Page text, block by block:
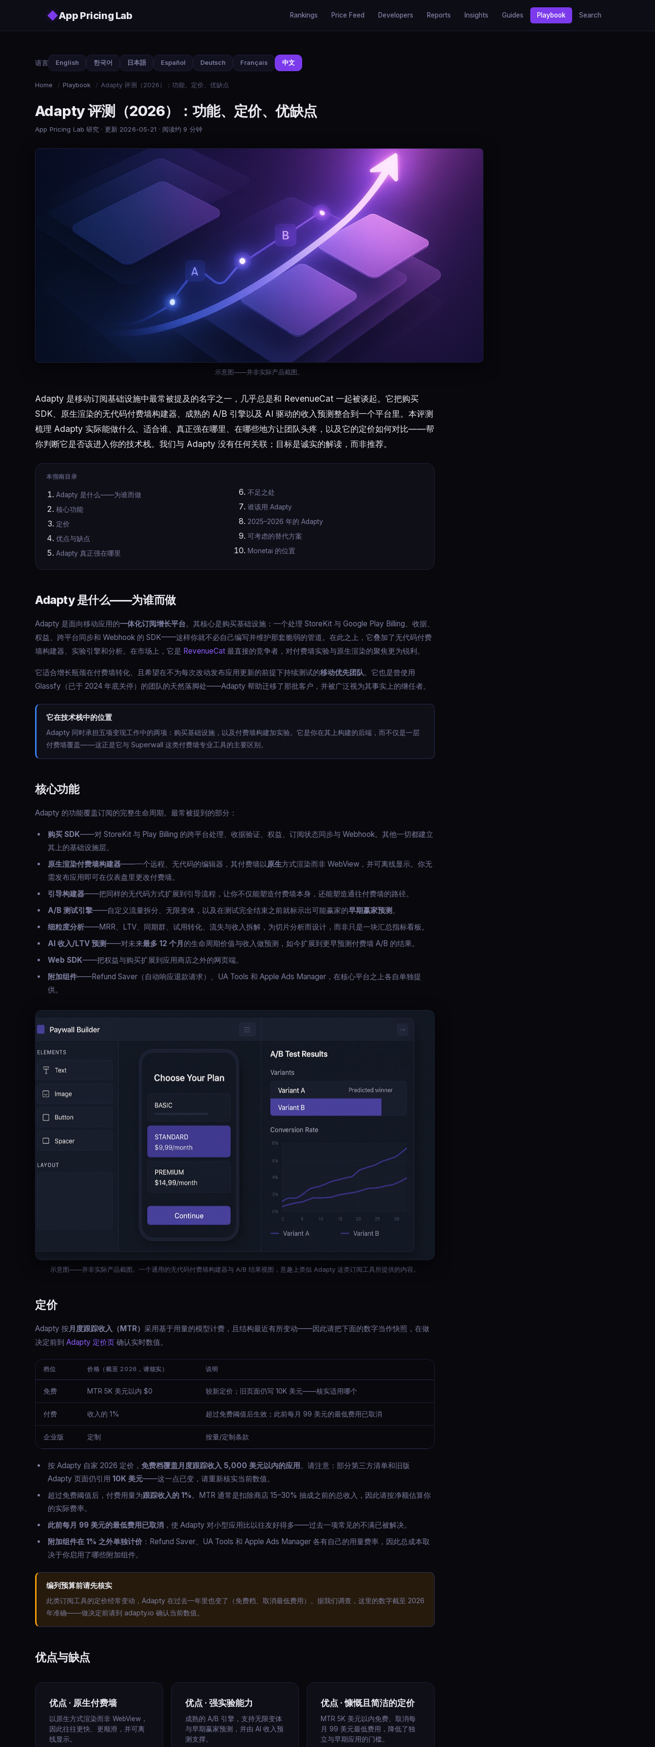
◆App Pricing Lab Rankings Price Feed Developers Reports Insights Guides Playbook Search
语言 English 한국어 日本語 Español Deutsch Français 中文
Home / Playbook / Adapty 评测（2026）：功能、定价、优缺点
Adapty 评测（2026）：功能、定价、优缺点
App Pricing Lab 研究 · 更新 2026-05-21 · 阅读约 9 分钟
示意图——并非实际产品截图。
Adapty 是移动订阅基础设施中最常被提及的名字之一，几乎总是和 RevenueCat 一起被谈起。它把购买
SDK、原生渲染的无代码付费墙构建器、成熟的 A/B 引擎以及 AI 驱动的收入预测整合到一个平台里。本评测
梳理 Adapty 实际能做什么、适合谁、真正强在哪里、在哪些地方让团队头疼，以及它的定价如何对比——帮
你判断它是否该进入你的技术栈。我们与 Adapty 没有任何关联；目标是诚实的解读，而非推荐。
本指南目录
Adapty 是什么——为谁而做
核心功能
定价
优点与缺点
Adapty 真正强在哪里
不足之处
谁该用 Adapty
2025–2026 年的 Adapty
可考虑的替代方案
Monetai 的位置
Adapty 是什么——为谁而做
Adapty 是面向移动应用的一体化订阅增长平台。其核心是购买基础设施：一个处理 StoreKit 与 Google Play Billing、收据、
权益、跨平台同步和 Webhook 的 SDK——这样你就不必自己编写并维护那套脆弱的管道。在此之上，它叠加了无代码付费
墙构建器、实验引擎和分析。在市场上，它是 RevenueCat 最直接的竞争者，对付费墙实验与原生渲染的聚焦更为锐利。
它适合增长瓶颈在付费墙转化、且希望在不为每次改动发布应用更新的前提下持续测试的移动优先团队。它也是曾使用
Glassfy（已于 2024 年底关停）的团队的天然落脚处——Adapty 帮助迁移了那批客户，并被广泛视为其事实上的继任者。
它在技术栈中的位置
Adapty 同时承担五项变现工作中的两项：购买基础设施，以及付费墙构建加实验。它是你在其上构建的后端，而不仅是一层
付费墙覆盖——这正是它与 Superwall 这类付费墙专业工具的主要区别。
核心功能
Adapty 的功能覆盖订阅的完整生命周期。最常被提到的部分：
购买 SDK——对 StoreKit 与 Play Billing 的跨平台处理、收据验证、权益、订阅状态同步与 Webhook。其他一切都建立
其上的基础设施层。
原生渲染付费墙构建器——一个远程、无代码的编辑器，其付费墙以 原生方式渲染而非 WebView，并可离线显示。你无
需发布应用即可在仪表盘里更改付费墙。
引导构建器——把同样的无代码方式扩展到引导流程，让你不仅能塑造付费墙本身，还能塑造通往付费墙的路径。
A/B 测试引擎——自定义流量拆分、无限变体，以及在测试完全结束之前就标示出可能赢家的早期赢家预测。
细粒度分析——MRR、LTV、同期群、试用转化、流失与收入拆解，为切片分析而设计，而非只是一块汇总指标看板。
AI 收入/LTV 预测——对未来最多 12 个月的生命周期价值与收入做预测，如今扩展到更早预测付费墙 A/B 的结果。
Web SDK——把权益与购买扩展到应用商店之外的网页端。
附加组件——Refund Saver（自动响应退款请求）、UA Tools 和 Apple Ads Manager，在核心平台之上各自单独提
供。
示意图——并非实际产品截图。一个通用的无代码付费墙构建器与 A/B 结果视图，意趣上类似 Adapty 这类订阅工具所提供的内容。
定价
Adapty 按月度跟踪收入（MTR） 采用基于用量的模型计费，且结构最近有所变动——因此请把下面的数字当作快照，在做
决定前到 Adapty 定价页 确认实时数值。
档位 价格（截至 2026，请核实） 说明
免费 MTR 5K 美元以内 $0 较新定价；旧页面仍写 10K 美元——核实适用哪个
付费 收入的 1% 超过免费阈值后生效；此前每月 99 美元的最低费用已取消
企业版 定制 按量/定制条款
按 Adapty 自家 2026 定价， 免费档覆盖月度跟踪收入 5,000 美元以内的应用。请注意：部分第三方清单和旧版
Adapty 页面仍引用 10K 美元——这一点已变，请重新核实当前数值。
超过免费阈值后，付费用量为跟踪收入的 1%。MTR 通常是扣除商店 15–30% 抽成之前的总收入，因此请按净额估算你
的实际费率。
此前每月 99 美元的最低费用已取消 ，使 Adapty 对小型应用比以往友好得多——过去一项常见的不满已被解决。
附加组件在 1% 之外单独计价 ：Refund Saver、UA Tools 和 Apple Ads Manager 各有自己的用量费率，因此总成本取
决于你启用了哪些附加组件。
编列预算前请先核实
此类订阅工具的定价经常变动，Adapty 在过去一年里也变了（免费档、取消最低费用）。据我们调查，这里的数字截至 2026
年准确——做决定前请到 adapty.io 确认当前数值。
优点与缺点
优点 · 原生付费墙
以原生方式渲染而非 WebView，
因此往往更快、更顺滑，并可离
线显示。
优点 · 强实验能力
成熟的 A/B 引擎，支持无限变体
与早期赢家预测，并由 AI 收入预
测支撑。
优点 · 慷慨且简洁的定价
MTR 5K 美元以内免费、取消每
月 99 美元最低费用，降低了独
立与早期应用的门槛。